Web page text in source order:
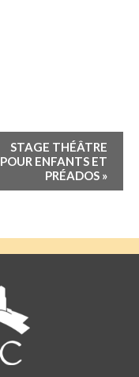
STAGE THÉÂTRE
POUR ENFANTS ET
PRÉADOS »